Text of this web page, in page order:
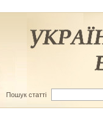
Пошук статті